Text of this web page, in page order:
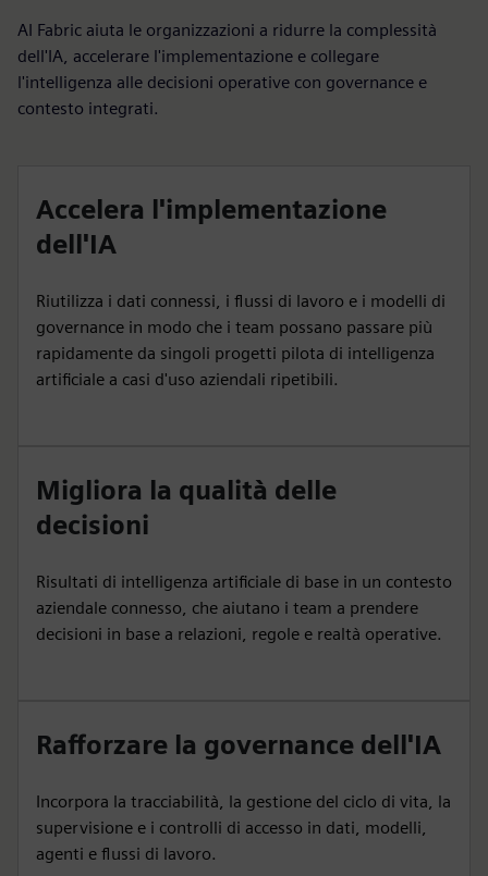
AI Fabric aiuta le organizzazioni a ridurre la complessità
dell'IA, accelerare l'implementazione e collegare
l'intelligenza alle decisioni operative con governance e
contesto integrati.
Accelera l'implementazione
dell'IA
Riutilizza i dati connessi, i flussi di lavoro e i modelli di
governance in modo che i team possano passare più
rapidamente da singoli progetti pilota di intelligenza
artificiale a casi d'uso aziendali ripetibili.
Migliora la qualità delle
decisioni
Risultati di intelligenza artificiale di base in un contesto
aziendale connesso, che aiutano i team a prendere
decisioni in base a relazioni, regole e realtà operative.
Rafforzare la governance dell'IA
Incorpora la tracciabilità, la gestione del ciclo di vita, la
supervisione e i controlli di accesso in dati, modelli,
agenti e flussi di lavoro.